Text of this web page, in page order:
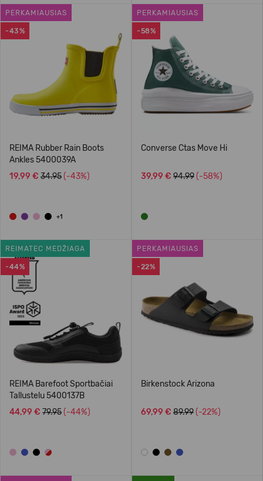
-43%
PERKAMIAUSIAS
REIMA Rubber Rain Boots
Ankles 5400039A
19,99 € 34.95 (-43%)
+1
-58%
PERKAMIAUSIAS
Converse Ctas Move Hi
39,99 € 94.99 (-58%)
-44%
REIMATEC MEDŽIAGA
REIMA Barefoot Sportbačiai
Tallustelu 5400137B
44,99 € 79.95 (-44%)
-22%
PERKAMIAUSIAS
Birkenstock Arizona
69,99 € 89.99 (-22%)